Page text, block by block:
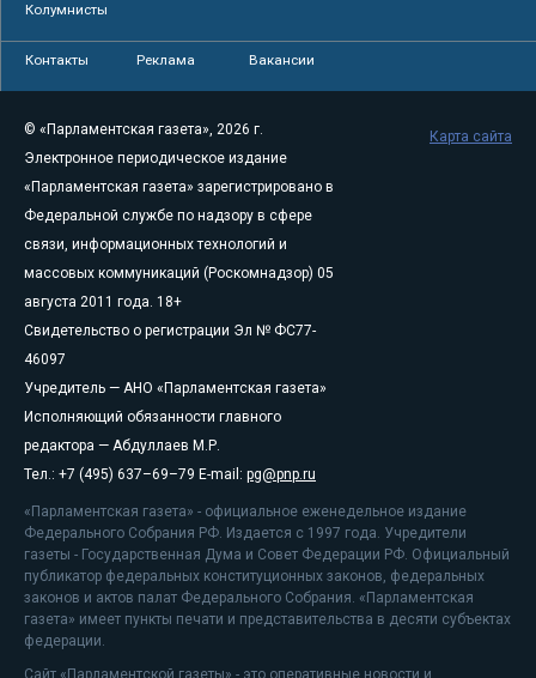
Колумнисты
Контакты Реклама Вакансии
© «Парламентская газета», 2026 г.
Электронное периодическое издание
«Парламентская газета» зарегистрировано в
Федеральной службе по надзору в сфере
связи, информационных технологий и
массовых коммуникаций (Роскомнадзор) 05
августа 2011 года. 18+
Свидетельство о регистрации Эл № ФС77-
46097
Учредитель — АНО «Парламентская газета»
Исполняющий обязанности главного
редактора — Абдуллаев М.Р.
Тел.: +7 (495) 637–69–79 E-mail: pg@pnp.ru
«Парламентская газета» - официальное еженедельное издание
Федерального Собрания РФ. Издается с 1997 года. Учредители
газеты - Государственная Дума и Совет Федерации РФ. Официальный
публикатор федеральных конституционных законов, федеральных
законов и актов палат Федерального Собрания. «Парламентская
газета» имеет пункты печати и представительства в десяти субъектах
федерации.
Сайт «Парламентской газеты» - это оперативные новости и
Карта сайта